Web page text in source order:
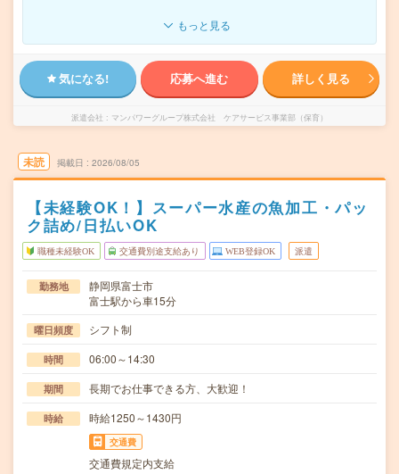
もっと見る
気になる! 応募へ進む 詳しく見る
派遣会社 マンパワーグループ株式会社 ケアサービス事業部（保育）
未読 掲載日 2026/08/05
【未経験OK！】スーパー水産の魚加工・パッ
ク詰め/日払いOK
職種未経験OK 交通費別途支給あり WEB登録OK 派遣
勤務地
静岡県富士市
富士駅から車15分
曜日頻度 シフト制
時間 06:00～14:30
期間 長期でお仕事できる方、大歓迎！
時給 時給1250～1430円
交通費
交通費規定内支給